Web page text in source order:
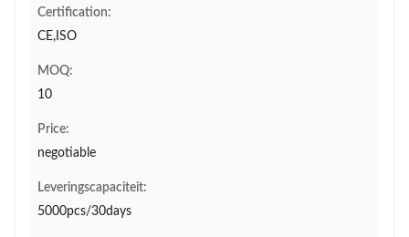
Certification:
CE,ISO
MOQ:
10
Price:
negotiable
Leveringscapaciteit:
5000pcs/30days